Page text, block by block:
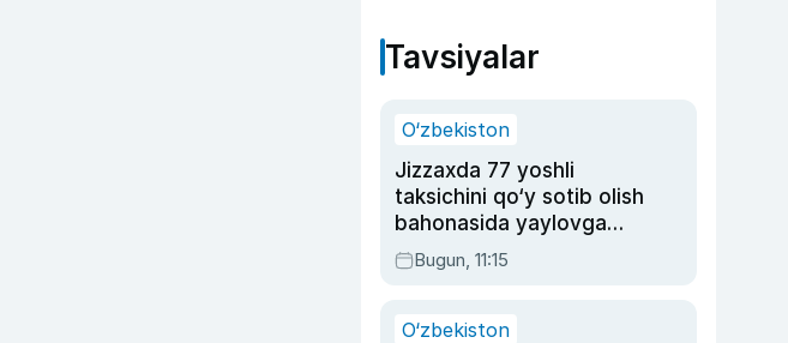
Tavsiyalar
O‘zbekiston
Jizzaxda 77 yoshli
taksichini qo‘y sotib olish
bahonasida yaylovga
olib borib o‘ldirgan yigit
20 yilga qamaldi
Bugun, 11:15
O‘zbekiston